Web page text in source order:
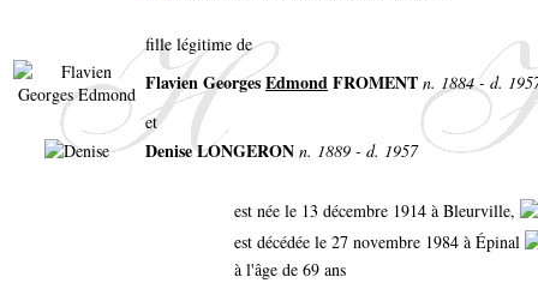
fille légitime de
Flavien GeorgesEdmondFROMENT n. 1884 - d.
et
Denise LONGERON n. 1889 - d. 1957
est née le 13 décembre 1914 à Bleurville,
est décédée le 27 novembre 1984 à Épinal
à l'âge de 69 ans